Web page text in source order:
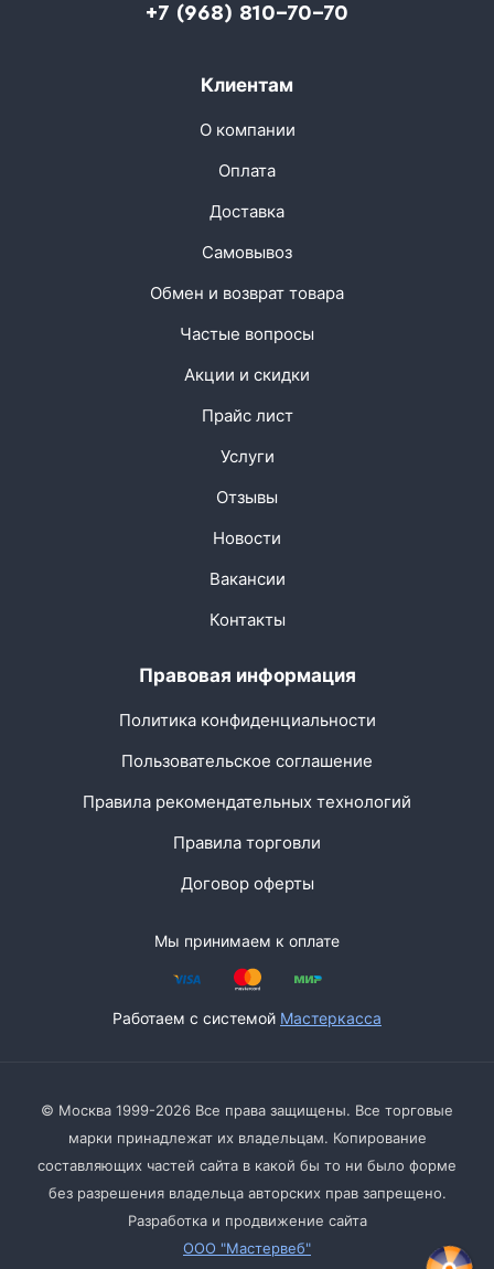
+7 (968) 810-70-70
Клиентам
О компании
Оплата
Доставка
Самовывоз
Обмен и возврат товара
Частые вопросы
Акции и скидки
Прайс лист
Услуги
Отзывы
Новости
Вакансии
Контакты
Правовая информация
Политика конфиденциальности
Пользовательское соглашение
Правила рекомендательных технологий
Правила торговли
Договор оферты
Мы принимаем к оплате
Работаем с системой Мастеркасса
© Москва 1999-2026 Все права защищены. Все торговые
марки принадлежат их владельцам. Копирование
составляющих частей сайта в какой бы то ни было форме
без разрешения владельца авторских прав запрещено.
Разработка и продвижение сайта
ООО "Мастервеб"